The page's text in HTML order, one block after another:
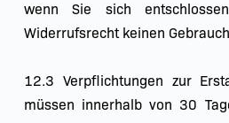
wenn Sie sich
Widerrufsrecht keinen
12.3 Verpflichtungen zur
müssen innerhalb von 30